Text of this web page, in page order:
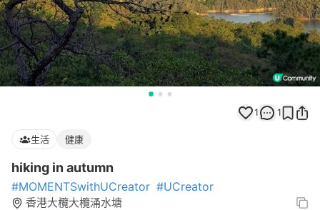
1 1
生活 健康
hiking in autumn
#MOMENTSwithUCreator #UCreator
香港大欖大欖涌水塘